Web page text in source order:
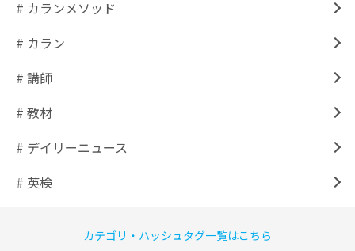
# カランメソッド
# カラン
# 講師
# 教材
# デイリーニュース
# 英検
カテゴリ・ハッシュタグ一覧はこちら